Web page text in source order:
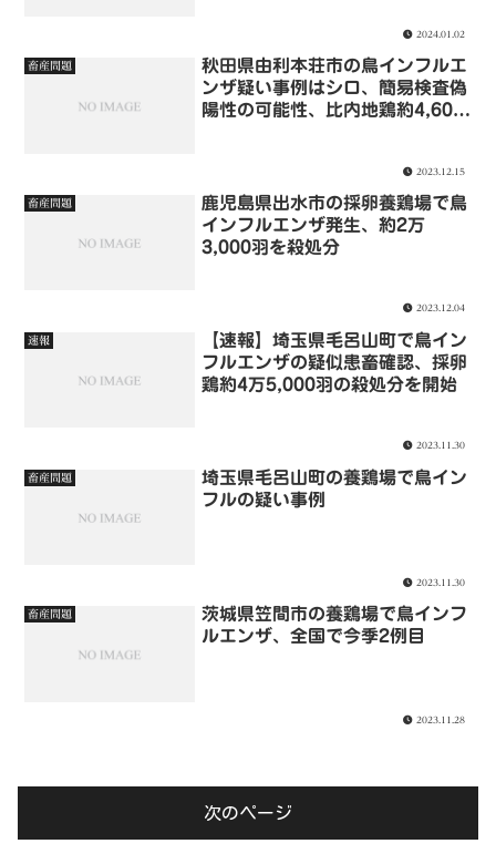
2024.01.02
畜産問題
秋田県由利本荘市の鳥インフルエ
ンザ疑い事例はシロ、簡易検査偽
陽性の可能性、比内地鶏約4,600
2023.12.15
畜産問題
鹿児島県出水市の採卵養鶏場で鳥
インフルエンザ発生、約2万
3,000羽を殺処分
2023.12.04
速報
【速報】埼玉県毛呂山町で鳥イン
フルエンザの疑似患畜確認、採卵
鶏約4万5,000羽の殺処分を開始
2023.11.30
畜産問題
埼玉県毛呂山町の養鶏場で鳥イン
フルの疑い事例
2023.11.30
畜産問題
茨城県笠間市の養鶏場で鳥インフ
ルエンザ、全国で今季2例目
2023.11.28
次のページ